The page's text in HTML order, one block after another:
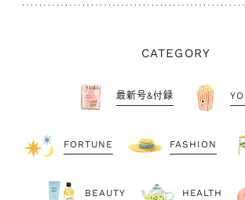
CATEGORY
最新号&付録
FORTUNE FASHION
BEAUTY HEALTH